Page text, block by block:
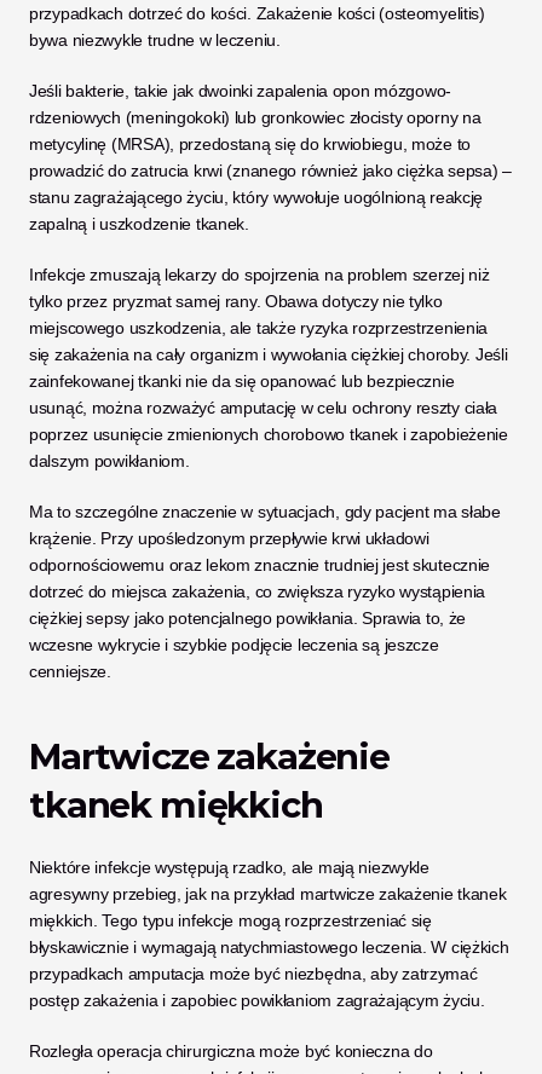
przypadkach dotrzeć do kości. Zakażenie kości (osteomyelitis)
bywa niezwykle trudne w leczeniu.
Jeśli bakterie, takie jak dwoinki zapalenia opon mózgowo-
rdzeniowych (meningokoki) lub gronkowiec złocisty oporny na
metycylinę (MRSA), przedostaną się do krwiobiegu, może to
prowadzić do zatrucia krwi (znanego również jako ciężka sepsa) –
stanu zagrażającego życiu, który wywołuje uogólnioną reakcję
zapalną i uszkodzenie tkanek.
Infekcje zmuszają lekarzy do spojrzenia na problem szerzej niż
tylko przez pryzmat samej rany. Obawa dotyczy nie tylko
miejscowego uszkodzenia, ale także ryzyka rozprzestrzenienia
się zakażenia na cały organizm i wywołania ciężkiej choroby. Jeśli
zainfekowanej tkanki nie da się opanować lub bezpiecznie
usunąć, można rozważyć amputację w celu ochrony reszty ciała
poprzez usunięcie zmienionych chorobowo tkanek i zapobieżenie
dalszym powikłaniom.
Ma to szczególne znaczenie w sytuacjach, gdy pacjent ma słabe
krążenie. Przy upośledzonym przepływie krwi układowi
odpornościowemu oraz lekom znacznie trudniej jest skutecznie
dotrzeć do miejsca zakażenia, co zwiększa ryzyko wystąpienia
ciężkiej sepsy jako potencjalnego powikłania. Sprawia to, że
wczesne wykrycie i szybkie podjęcie leczenia są jeszcze
cenniejsze.
Martwicze zakażenie
tkanek miękkich
Niektóre infekcje występują rzadko, ale mają niezwykle
agresywny przebieg, jak na przykład martwicze zakażenie tkanek
miękkich. Tego typu infekcje mogą rozprzestrzeniać się
błyskawicznie i wymagają natychmiastowego leczenia. W ciężkich
przypadkach amputacja może być niezbędna, aby zatrzymać
postęp zakażenia i zapobiec powikłaniom zagrażającym życiu.
Rozległa operacja chirurgiczna może być konieczna do